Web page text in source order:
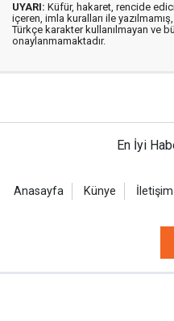
UYARI: Küfür, hakaret, rencide
içeren, imla kuralları ile yazılmamış,
Türkçe karakter kullanılmayan ve
onaylanmamaktadır.
En İyi
Anasayfa Künye İletişim